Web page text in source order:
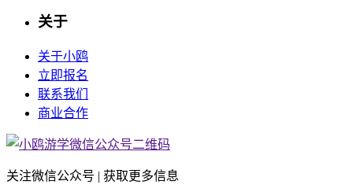
关于
关于小鸥
立即报名
联系我们
商业合作
关注微信公众号 | 获取更多信息